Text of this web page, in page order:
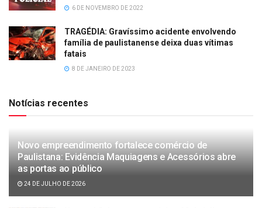
6 DE NOVEMBRO DE 2022
TRAGÉDIA: Gravíssimo acidente envolvendo
família de paulistanense deixa duas vítimas
fatais
8 DE JANEIRO DE 2023
Notícias recentes
Novo empreendimento fortalece comércio de
Paulistana: Evidência Maquiagens e Acessórios abre
as portas ao público
24 DE JULHO DE 2026